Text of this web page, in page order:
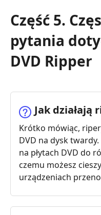
Część 5.
pytania
DVD Ripper
Jak działają
Krótko mówiąc,
DVD na dysk
na płytach DVD do
czemu możesz
urządzeniach